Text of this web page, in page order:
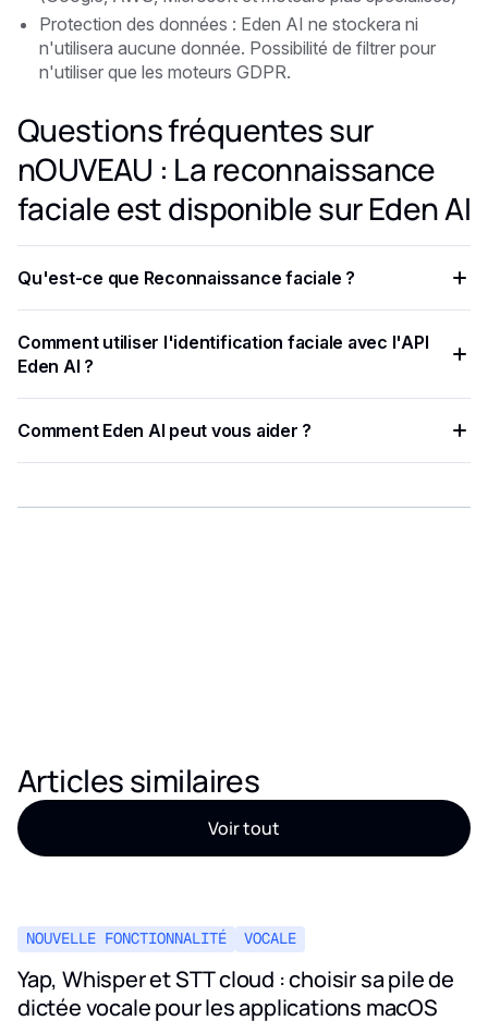
Protection des données : Eden AI ne stockera ni
n'utilisera aucune donnée. Possibilité de filtrer pour
n'utiliser que les moteurs GDPR.
Questions fréquentes sur
nOUVEAU : La reconnaissance
faciale est disponible sur Eden AI
Qu'est-ce que Reconnaissance faciale ?
principalement utilisée pour trouver des visages humains sur
des images numériques. La reconnaissance faciale permet
d'identifier des individus en analysant et en faisant
correspondre des modèles en fonction des traits du visage
de la personne. Cette technologie utilise l'intelligence
pour comparer un visage saisi à une base de données de
Comment utiliser l'identification faciale avec l'API
Eden AI ?
un compte sur Eden AI gratuitement . Ensuite, vous pourrez
obtenir votre clé API directement depuis la page d'accueil
Comment Eden AI peut vous aider ?
entreprises : notre application vous permet d'appeler
Articles similaires
Voir tout
NOUVELLE FONCTIONNALITÉ VOCALE
Yap, Whisper et STT cloud : choisir sa pile de
dictée vocale pour les applications macOS